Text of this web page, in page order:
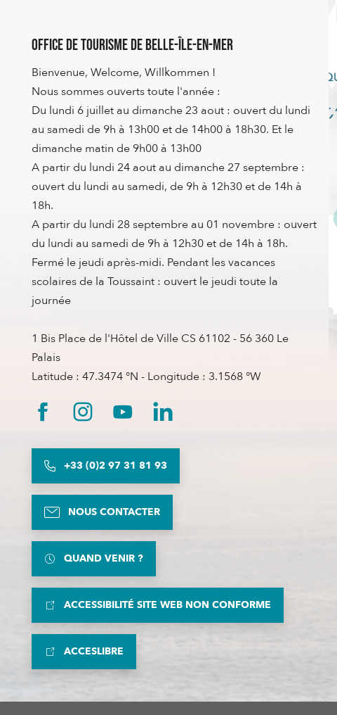
Office de Tourisme de Belle-Île-en-Mer
Bienvenue, Welcome, Willkommen !
Nous sommes ouverts toute l'année :
Du lundi 6 juillet au dimanche 23 aout : ouvert du lundi
au samedi de 9h à 13h00 et de 14h00 à 18h30. Et le
dimanche matin de 9h00 à 13h00
A partir du lundi 24 aout au dimanche 27 septembre :
ouvert du lundi au samedi, de 9h à 12h30 et de 14h à
18h.
A partir du lundi 28 septembre au 01 novembre : ouvert
du lundi au samedi de 9h à 12h30 et de 14h à 18h.
Fermé le jeudi après-midi. Pendant les vacances
scolaires de la Toussaint : ouvert le jeudi toute la
journée
1 Bis Place de l'Hôtel de Ville CS 61102 - 56 360 Le
Palais
Latitude : 47.3474 °N - Longitude : 3.1568 °W
+33 (0)2 97 31 81 93
NOUS CONTACTER
QUAND VENIR ?
ACCESSIBILITÉ SITE WEB NON CONFORME
ACCESLIBRE